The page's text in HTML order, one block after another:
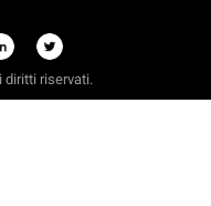
diritti riservati.